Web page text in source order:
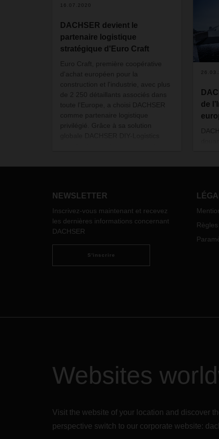
16.07.2020
DACHSER devient le
partenaire logistique
stratégique d'Euro Craft
Euro Craft, première coopérative
d'achat européen pour la
construction et l'industrie, avec plus
de 2 250 détaillants associés dans
toute l'Europe, a choisi DACHSER
comme partenaire logistique
privilégié. Grâce à sa solution
expertise de plus de 20 ans dans la
spécialisés, des magasins de
bricolage et des jardineries.
de
le
NEWSLETTER
Inscrivez-vous maintenant et recevez
les dernières informations concernant
DACHSER
S'inscrire
Websites
Visit the website of your location and discover
perspective switch to our corporate website: